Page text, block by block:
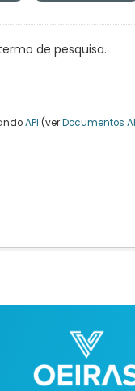
de pesquisa.
API (verDocumentos